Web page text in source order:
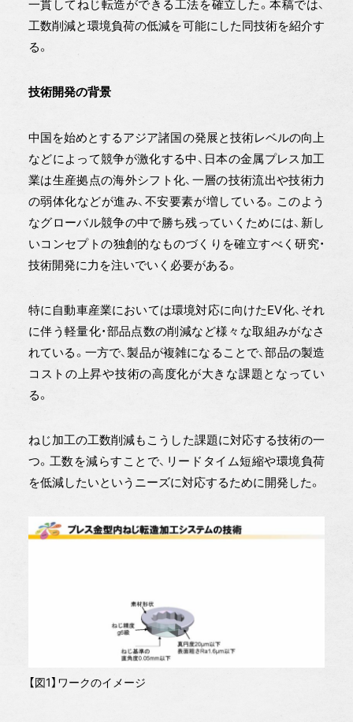
一貫してねじ転造ができる工法を確立した。本稿では、
工数削減と環境負荷の低減を可能にした同技術を紹介す
る。
技術開発の背景
中国を始めとするアジア諸国の発展と技術レベルの向上
などによって競争が激化する中、日本の金属プレス加工
業は生産拠点の海外シフト化、一層の技術流出や技術力
の弱体化などが進み、不安要素が増している。このよう
なグローバル競争の中で勝ち残っていくためには、新し
いコンセプトの独創的なものづくりを確立すべく研究・
技術開発に力を注いでいく必要がある。
特に自動車産業においては環境対応に向けたEV化、それ
に伴う軽量化・部品点数の削減など様々な取組みがなさ
れている。一方で、製品が複雑になることで、部品の製造
コストの上昇や技術の高度化が大きな課題となってい
る。
ねじ加工の工数削減もこうした課題に対応する技術の一
つ。工数を減らすことで、リードタイム短縮や環境負荷
を低減したいというニーズに対応するために開発した。
【図1】ワークのイメージ